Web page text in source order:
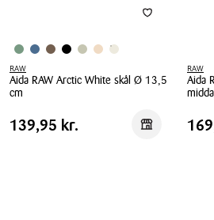
RAW
Aida RAW Arctic White skål Ø 13,5
cm
Aida
RAW
Pris
Pris 139,95 kr.
139,95 kr. Reservér i
RAW
Aida
Aida
RAW
Pris
Pris